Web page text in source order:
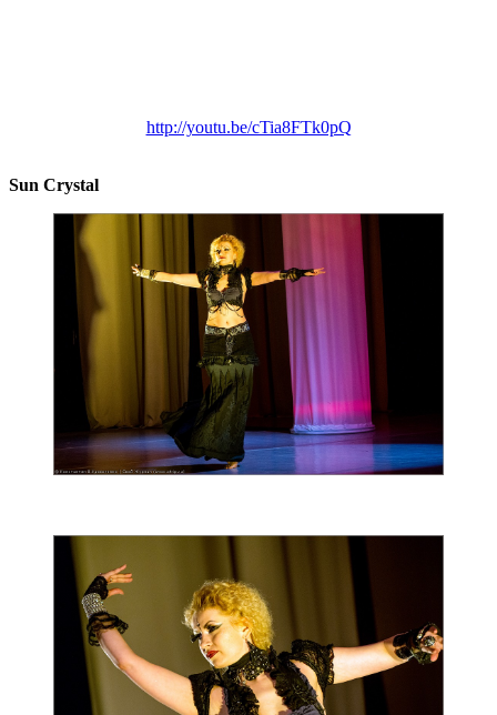
http://youtu.be/cTia8FTk0pQ
Sun Crystal